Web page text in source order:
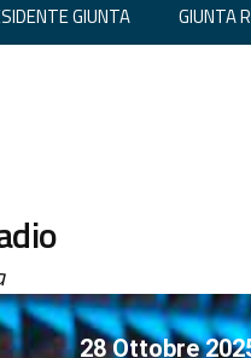
GIUNTA GIUNTA
28 Ottobre